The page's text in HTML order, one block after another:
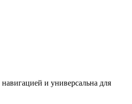
и универсальна для